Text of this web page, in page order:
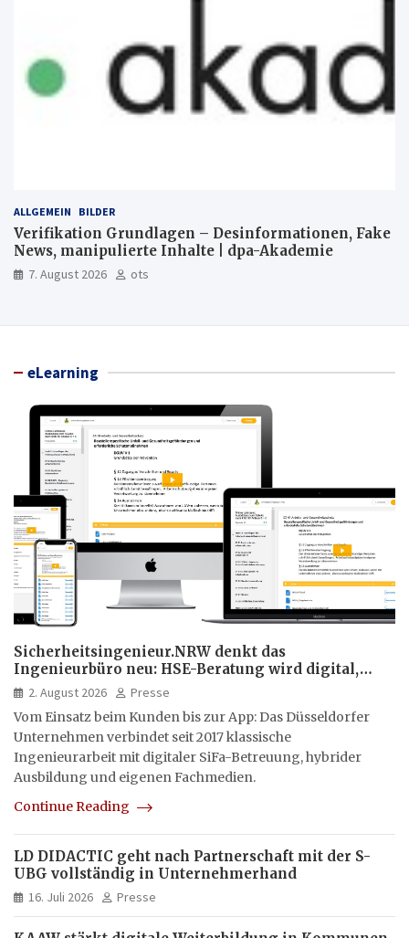
ALLGEMEIN BILDER
Verifikation Grundlagen – Desinformationen, Fake
News, manipulierte Inhalte | dpa-Akademie
7. August 2026 ots
eLearning
Sicherheitsingenieur.NRW denkt das
Ingenieurbüro neu: HSE-Beratung wird digital,
hybrid und multimedial
2. August 2026
Presse
Vom Einsatz beim Kunden bis zur App: Das Düsseldorfer
Unternehmen verbindet seit 2017 klassische
Ingenieurarbeit mit digitaler SiFa-Betreuung, hybrider
Ausbildung und eigenen Fachmedien.
Continue Reading
LD DIDACTIC geht nach Partnerschaft mit der S-
UBG vollständig in Unternehmerhand
16. Juli 2026 Presse